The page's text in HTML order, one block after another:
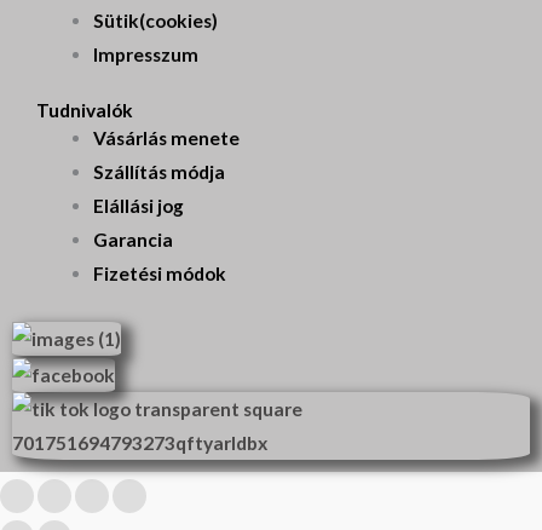
Sütik(cookies)
Impresszum
Tudnivalók
Vásárlás menete
Szállítás módja
Elállási jog
Garancia
Fizetési módok